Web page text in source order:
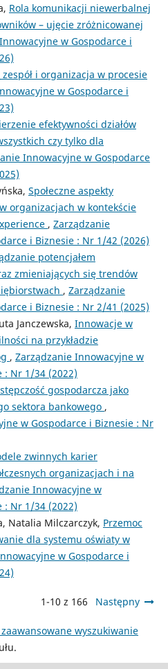
Rola komunikacji niewerbalnej
– ujęcie zróżnicowanej
w Gospodarce i
zespół i organizacja w procesie
w Gospodarce i
efektywności działów
czy tylko dla
Innowacyjne w Gospodarce
Społeczne aspekty
organizacjach w kontekście
, Zarządzanie
i Biznesie : Nr 1/42 (2026)
potencjałem
zmieniających się trendów
, Zarządzanie
i Biznesie : Nr 2/41 (2025)
Janczewska, Innowacje w
na przykładzie
, Zarządzanie Innowacyjne w
: Nr 1/34 (2022)
gospodarcza jako
sektora bankowego ,
w Gospodarce i Biznesie : Nr
zwinnych karier
organizacjach i na
Innowacyjne w
: Nr 1/34 (2022)
Natalia Milczarczyk, Przemoc
dla systemu oświaty w
w Gospodarce i
1-10 z 166 Następny
wyszukiwanie